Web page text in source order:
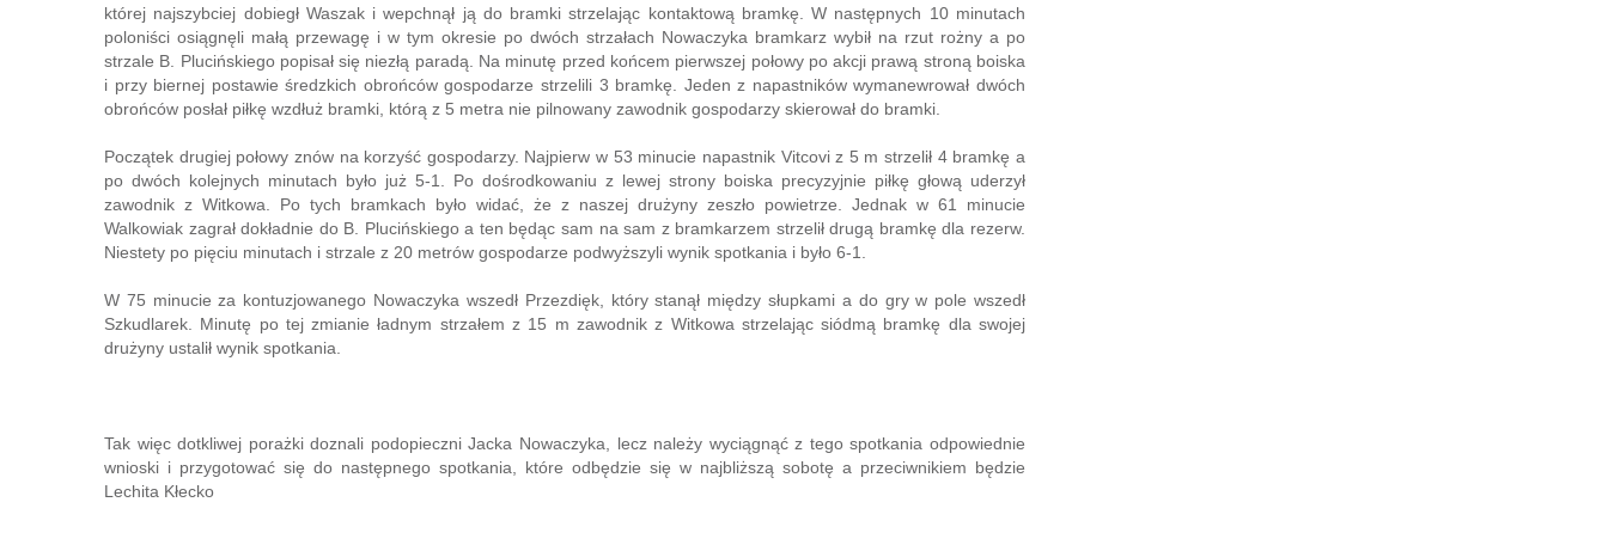
której najszybciej dobiegł Waszak i wepchnął ją do bramki strzelając kontaktową bramkę. W następnych 10 minutach
poloniści osiągnęli małą przewagę i w tym okresie po dwóch strzałach Nowaczyka bramkarz wybił na rzut rożny a po
strzale B. Plucińskiego popisał się niezłą paradą. Na minutę przed końcem pierwszej połowy po akcji prawą stroną boiska
i przy biernej postawie średzkich obrońców gospodarze strzelili 3 bramkę. Jeden z napastników wymanewrował dwóch
obrońców posłał piłkę wzdłuż bramki, którą z 5 metra nie pilnowany zawodnik gospodarzy skierował do bramki.
Początek drugiej połowy znów na korzyść gospodarzy. Najpierw w 53 minucie napastnik Vitcovi z 5 m strzelił 4 bramkę a
po dwóch kolejnych minutach było już 5-1. Po dośrodkowaniu z lewej strony boiska precyzyjnie piłkę głową uderzył
zawodnik z Witkowa. Po tych bramkach było widać, że z naszej drużyny zeszło powietrze. Jednak w 61 minucie
Walkowiak zagrał dokładnie do B. Plucińskiego a ten będąc sam na sam z bramkarzem strzelił drugą bramkę dla rezerw.
Niestety po pięciu minutach i strzale z 20 metrów gospodarze podwyższyli wynik spotkania i było 6-1.
W 75 minucie za kontuzjowanego Nowaczyka wszedł Przezdięk, który stanął między słupkami a do gry w pole wszedł
Szkudlarek. Minutę po tej zmianie ładnym strzałem z 15 m zawodnik z Witkowa strzelając siódmą bramkę dla swojej
drużyny ustalił wynik spotkania.
Tak więc dotkliwej porażki doznali podopieczni Jacka Nowaczyka, lecz należy wyciągnąć z tego spotkania odpowiednie
wnioski i przygotować się do następnego spotkania, które odbędzie się w najbliższą sobotę a przeciwnikiem będzie
Lechita Kłecko